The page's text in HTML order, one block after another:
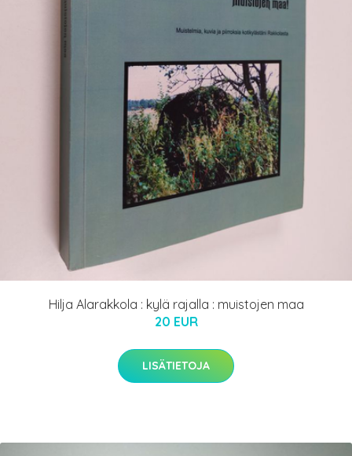
Hilja Alarakkola : kylä rajalla : muistojen maa
20 EUR
LISÄTIETOJA